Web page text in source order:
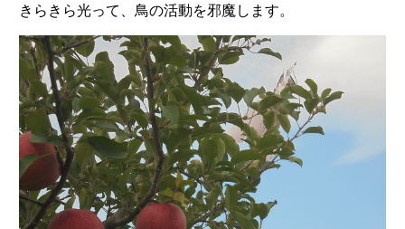
きらきら光って、鳥の活動を邪魔します。